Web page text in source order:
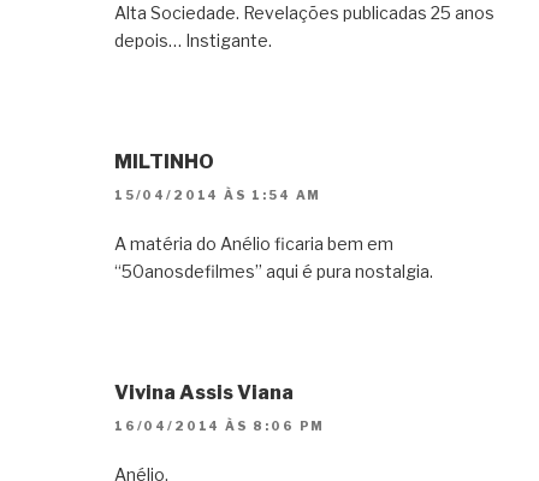
Alta Sociedade. Revelações publicadas 25 anos
depois… Instigante.
MILTINHO
15/04/2014 ÀS 1:54 AM
A matéria do Anélio ficaria bem em
“50anosdefilmes” aqui é pura nostalgia.
Vivina Assis Viana
16/04/2014 ÀS 8:06 PM
Anélio,